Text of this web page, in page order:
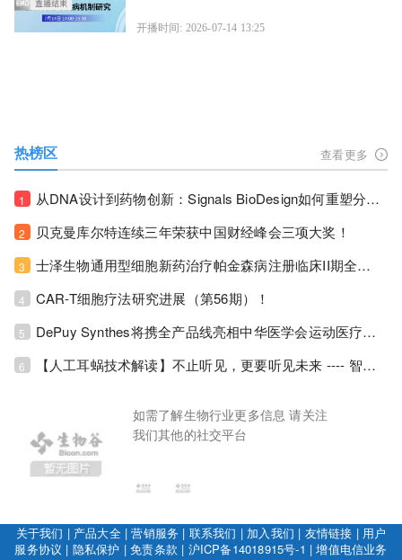
开播时间: 2026-07-14 13:25
热榜区 查看更多
1 从DNA设计到药物创新：Signals BioDesign如何重塑分子生物学研发生态！
2 贝克曼库尔特连续三年荣获中国财经峰会三项大奖！
3 士泽生物通用型细胞新药治疗帕金森病注册临床II期全部入组完成！
4 CAR-T细胞疗法研究进展（第56期）！
5 DePuy Synthes将携全产品线亮相中华医学会运动医疗分会大会，加码布局中国运动医学创新赛道！
6 【人工耳蜗技术解读】不止听见，更要听见未来 ---- 智能耳蜗，开启人工耳蜗技术新纪元！
如需了解生物行业更多信息 请关注
我们其他的社交平台
关于我们 | 产品大全|营销服务 | 联系我们 | 加入我们 | 友情链接 | 用户
服务协议 | 隐私保护 |免责条款 | 沪ICP备14018915号-1 |增值电信业务